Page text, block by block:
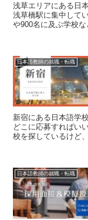
浅草エリアにある日
浅草橋駅に集中して
や900名に及ぶ学校
フランス、イタリア
から受け入れている
るため、日本語学習
生や日本語教師には
日本語教師の就職・転職
新宿にある日本語学
どこに応募すればいいか分からない…
校を探しているけど、どこ
日本語教師の就職・転職